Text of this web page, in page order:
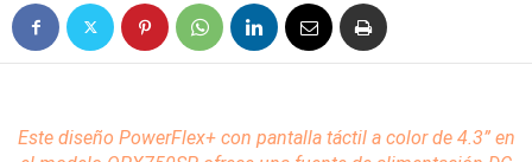
Este diseño PowerFlex+ con pantalla táctil a color de 4.3” en